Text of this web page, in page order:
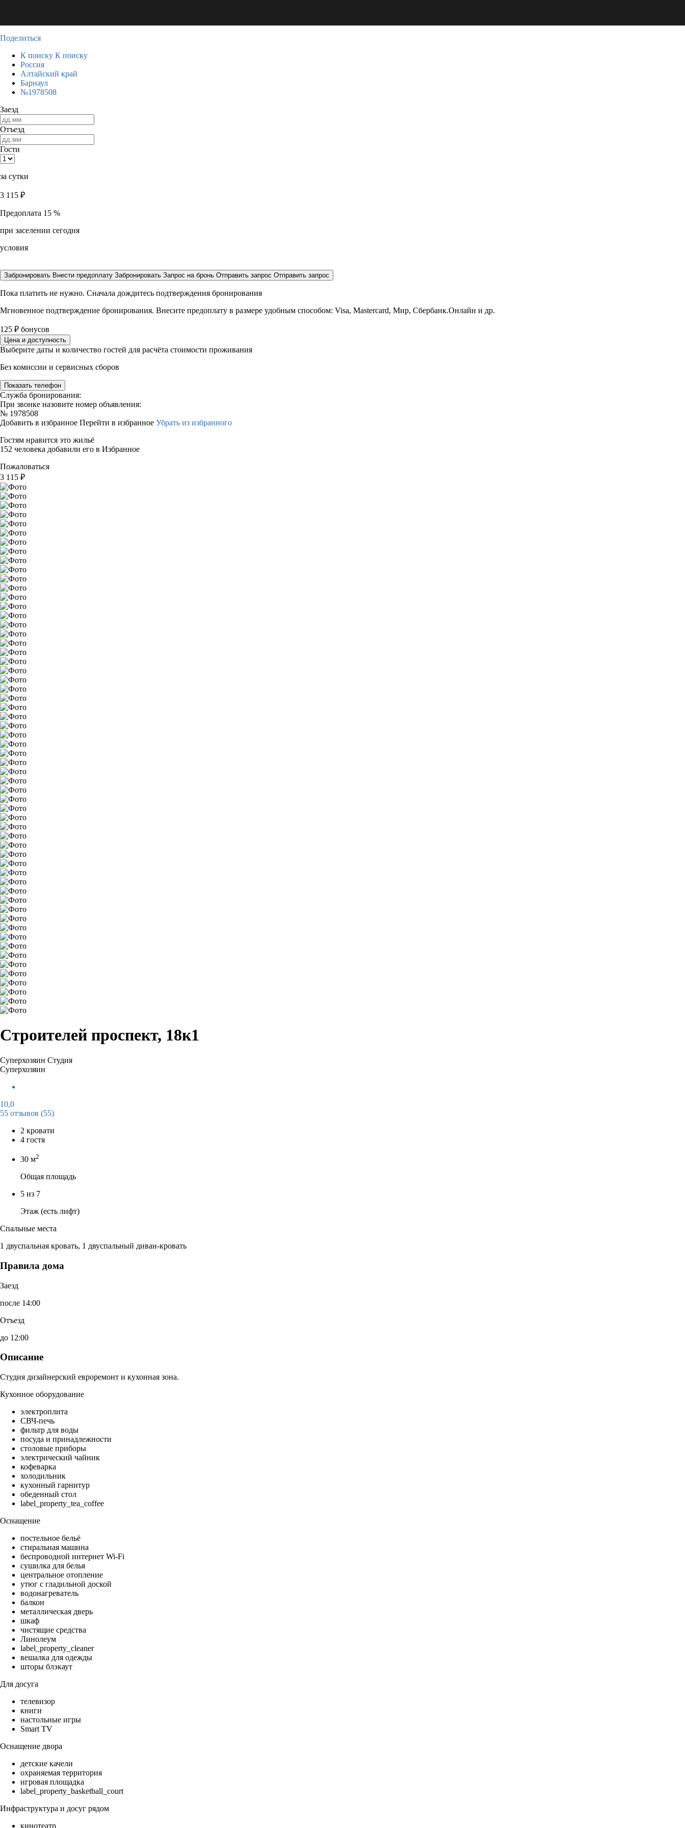
Поделиться
К поиску К поиску
Россия
Алтайский край
Барнаул
№1978508
Заезд
Отъезд
Гости
за сутки
3 115 ₽
Предоплата 15 %
при заселении сегодня
условия
Забронировать Внести предоплату Забронировать Запрос на бронь Отправить запрос Отправить запрос
Пока платить не нужно. Сначала дождитесь подтверждения бронирования
Мгновенное подтверждение бронирования. Внесите предоплату в размере удобным способом: Visa, Mastercard, Мир, Сбербанк.Онлайн и др.
125 ₽ бонусов
Цена и доступность
Выберите даты и количество гостей для расчёта стоимости проживания
Без комиссии и сервисных сборов
Показать телефон
Служба бронирования:
При звонке назовите номер объявления:
№ 1978508
Добавить в избранное Перейти в избранное Убрать из избранного
Гостям нравится это жильё
152 человека добавили его в Избранное
Пожаловаться
3 115 ₽
Строителей проспект, 18к1
Суперхозяин Студия
Суперхозяин
10,0
55 отзывов (55)
2 кровати
4 гостя
30 м2
Общая площадь
5 из 7
Этаж (есть лифт)
Спальные места
1 двуспальная кровать, 1 двуспальный диван-кровать
Правила дома
Заезд
после 14:00
Отъезд
до 12:00
Описание
Студия дизайнерский евроремонт и кухонная зона.
Кухонное оборудование
электроплита
СВЧ-печь
фильтр для воды
посуда и принадлежности
столовые приборы
электрический чайник
кофеварка
холодильник
кухонный гарнитур
обеденный стол
label_property_tea_coffee
Оснащение
постельное бельё
стиральная машина
беспроводной интернет Wi-Fi
сушилка для белья
центральное отопление
утюг с гладильной доской
водонагреватель
балкон
металлическая дверь
шкаф
чистящие средства
Линолеум
label_property_cleaner
вешалка для одежды
шторы блэкаут
Для досуга
телевизор
книги
настольные игры
Smart TV
Оснащение двора
детские качели
охраняемая территория
игровая площадка
label_property_basketball_court
Инфраструктура и досуг рядом
кинотеатр